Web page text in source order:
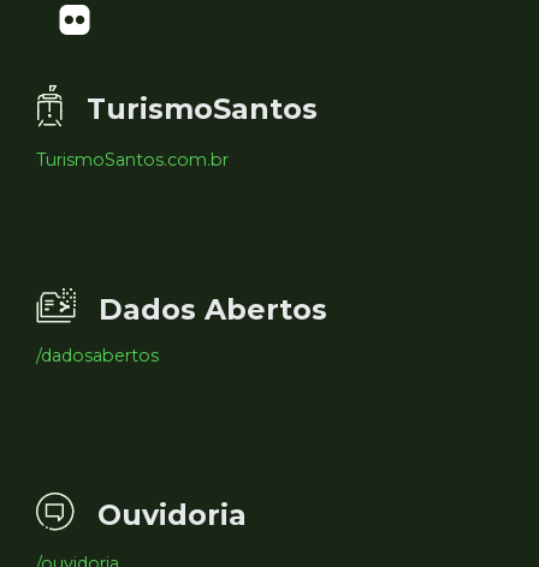
TurismoSantos
TurismoSantos.com.br
Dados Abertos
/dadosabertos
Ouvidoria